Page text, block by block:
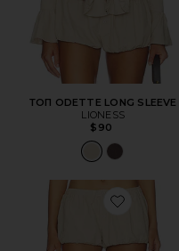
ТОП ODETTE LONG SLEEVE
LIONESS
$90
Favorite